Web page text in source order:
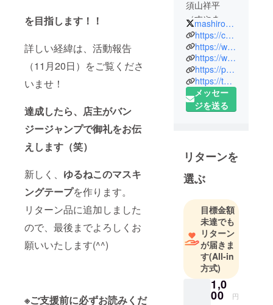
を目指します！！
詳しい経緯は、活動報告
（11月20日）をご覧くださ
いませ！
達成したら、店主がバン
ジージャンプで御礼をお伝
えします（笑）
新しく、 ゆるねこのマスキ
ングテープを作ります。
リターン品に追加しました
ので、最後までよろしくお
願いいたします(^^)
※ご支援前に必ずお読みくだ
須山祥平
（すやま
しょうへ
い）
1986年生ま
れ、広島市
出身。
高校卒業後
すぐに、た
いという理
由で琉球大
学に進学す
沖縄のとて
もフランク
な人間関係
に馴染め
ず、1年で中
退。
（少し年を
取り、今は
mashiro_coffee
https://coffeebeans-mashiro.com/
https://www.facebook.com/mashiro.coffee.mukaishima/
https://www.instagram.com/mashiro.coffee/
https://page.line.me/maw7002o
https://twitter.com/mashiro_coffee
メッセー
ジを送る
リターンを
選ぶ
目標金額
未達でも
リターン
が届きま
す(All-in
方式)
1,0
00 円